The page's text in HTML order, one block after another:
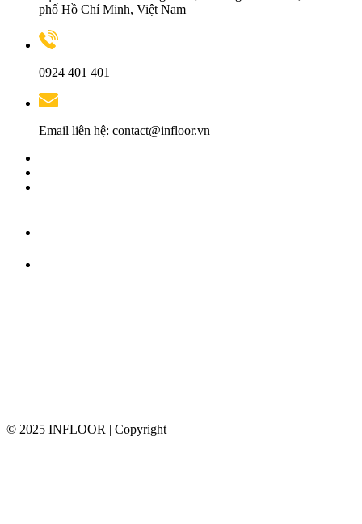
phố Hồ Chí Minh, Việt Nam
0924 401 401
Email liên hệ: contact@infloor.vn
© 2025 INFLOOR | Copyright